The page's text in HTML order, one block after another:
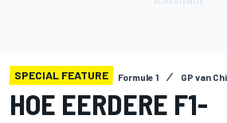
SPECIAL FEATURE Formule 1 GP van
HOE EERDERE F1-